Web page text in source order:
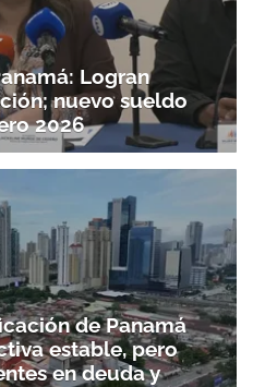
Logran
nuevo sueldo
2026
de Panamá
estable, pero
en deuda y